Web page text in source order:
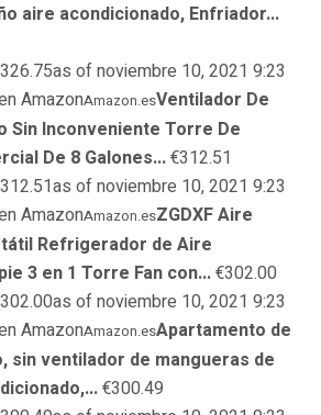
aire acondicionado, Enfriador...
of noviembre 10, 2021 9:23
AmazonAmazon.esVentilador De
Sin Inconveniente Torre De
De 8 Galones...€312.51
of noviembre 10, 2021 9:23
AmazonAmazon.esZGDXF Aire
Refrigerador de Aire
3 en 1 Torre Fan con...€302.00
of noviembre 10, 2021 9:23
AmazonAmazon.esApartamento de
sin ventilador de mangueras de
€300.49